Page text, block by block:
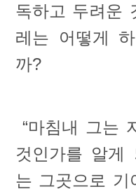
독하고 두려운
레는 어떻게
까?
“마침내 그는
것인가를 알게
는 그곳으로 기